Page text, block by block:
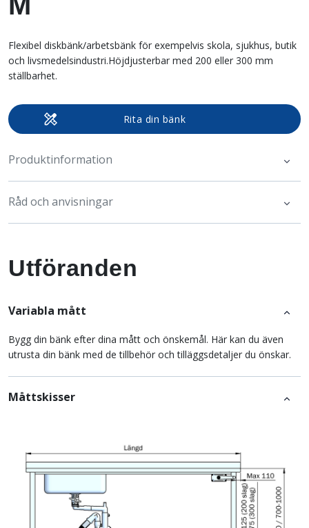
Flexibel diskbänk/arbetsbänk för exempelvis skola, sjukhus, butik
och livsmedelsindustri.Höjdjusterbar med 200 eller 300 mm
ställbarhet.
Rita din bänk
Produktinformation
Råd och anvisningar
Utföranden
Variabla mått
Bygg din bänk efter dina mått och önskemål. Här kan du även
utrusta din bänk med de tillbehör och tilläggsdetaljer du önskar.
Måttskisser